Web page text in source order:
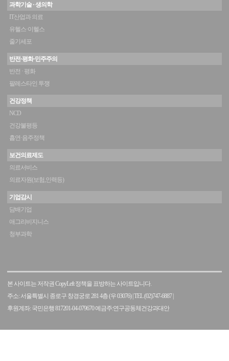
과학기술 · 생의학
IT산업과 의료
유헬스·이헬스
줄기세포
반전·평화·민주주의
반전 · 평화
팔레스타인 투쟁
건강정책
NCD
건강불평등
흡연·음주정책
보건의료제도
의료서비스
의료자원(보험,인력등)
기업감시
담배기업
애그리비지니스
청부과학
본 사이트는 저작권 CopyLeft 정책을 표방하는 사이트입니다.
주소: 서울특별시 종로구 창경궁로 281 4층 (우 03076)|TEL (02)747-6887|
후원계좌: 국민은행 817201-04-079670 예금주:연구공동체건강과대안